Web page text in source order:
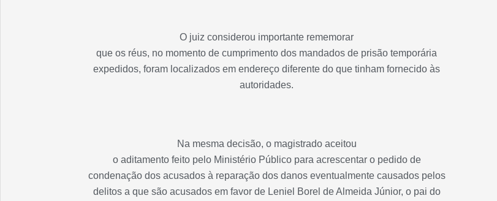
O juiz considerou importante rememorar
que os réus, no momento de cumprimento dos mandados de prisão temporária
expedidos, foram localizados em endereço diferente do que tinham fornecido às
autoridades.
Na mesma decisão, o magistrado aceitou
o aditamento feito pelo Ministério Público para acrescentar o pedido de
condenação dos acusados à reparação dos danos eventualmente causados pelos
delitos a que são acusados em favor de Leniel Borel de Almeida Júnior, o pai do